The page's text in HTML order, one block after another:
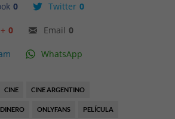
0 Twitter 0
0 Email 0
WhatsApp
CINE CINE ARGENTINO
DINERO ONLYFANS PELÍCULA